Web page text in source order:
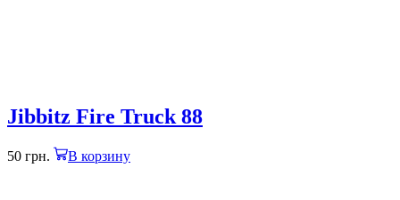
Jibbitz Fire Truck 88
50 грн. В корзину